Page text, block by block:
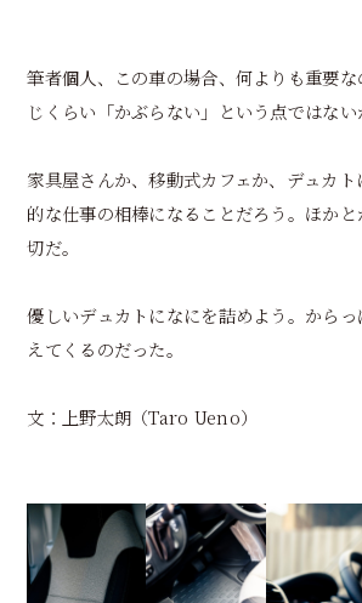
筆者個人、この車の場合、何よりも重要
じくらい「かぶらない」という点ではない
家具屋さんか、移動式カフェか、デュカ
的な仕事の相棒になることだろう。ほか
切だ。
優しいデュカトになにを詰めよう。から
えてくるのだった。
文：上野太朗（Taro Ueno）